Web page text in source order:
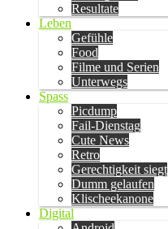
Resultate
Leben
Gefühle
Food
Filme und Serien
Unterwegs
Spass
Picdump
Fail-Dienstag
Cute News
Retro
Gerechtigkeit siegt
Dumm gelaufen
Klischeekanone
Digital